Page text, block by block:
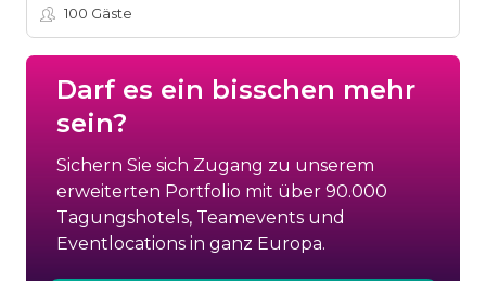
100 Gäste
Darf es ein bisschen mehr
sein?
Sichern Sie sich Zugang zu unserem
erweiterten Portfolio mit über 90.000
Tagungshotels, Teamevents und
Eventlocations in ganz Europa.